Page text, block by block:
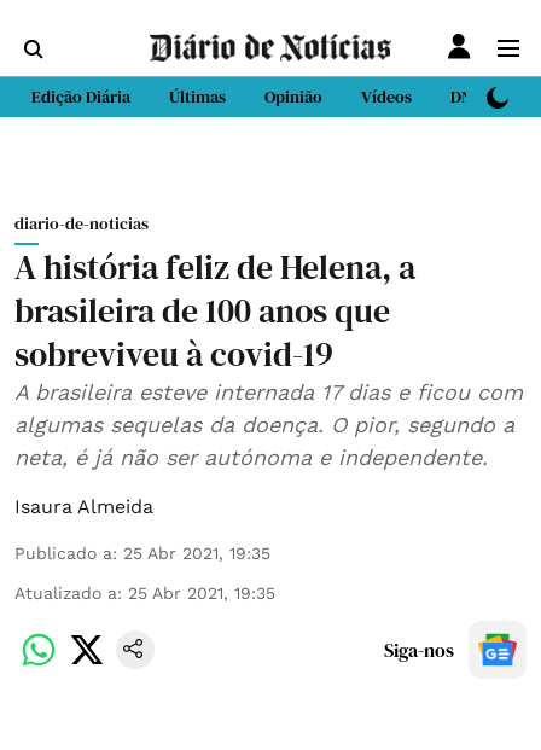
Edição Diária Últimas Opinião Vídeos DN Sport
diario-de-noticias
A história feliz de Helena, a
brasileira de 100 anos que
sobreviveu à covid-19
A brasileira esteve internada 17 dias e ficou com
algumas sequelas da doença. O pior, segundo a
neta, é já não ser autónoma e independente.
Isaura Almeida
Publicado a: 25 Abr 2021, 19:35
Atualizado a: 25 Abr 2021, 19:35
Siga-nos